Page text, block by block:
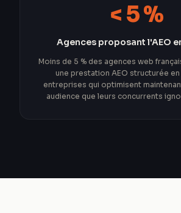
< 5 %
Agences proposant l'AEO
Moins de 5 % des agences web
une prestation AEO structurée
entreprises qui optimisent
audience que leurs concurrents